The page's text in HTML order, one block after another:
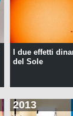
I due effetti
del Sole
2013